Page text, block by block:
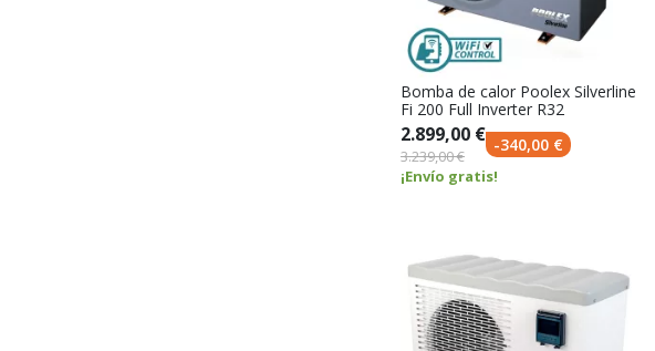
Bomba de calor Poolex Silverline
Fi 200 Full Inverter R32
2.899,00 €
3.239,00 €
-340,00 €
¡Envío gratis!